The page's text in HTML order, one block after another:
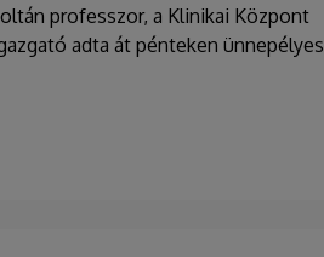
professzor, a Klinikai Központ
adta át pénteken ünnepélyes